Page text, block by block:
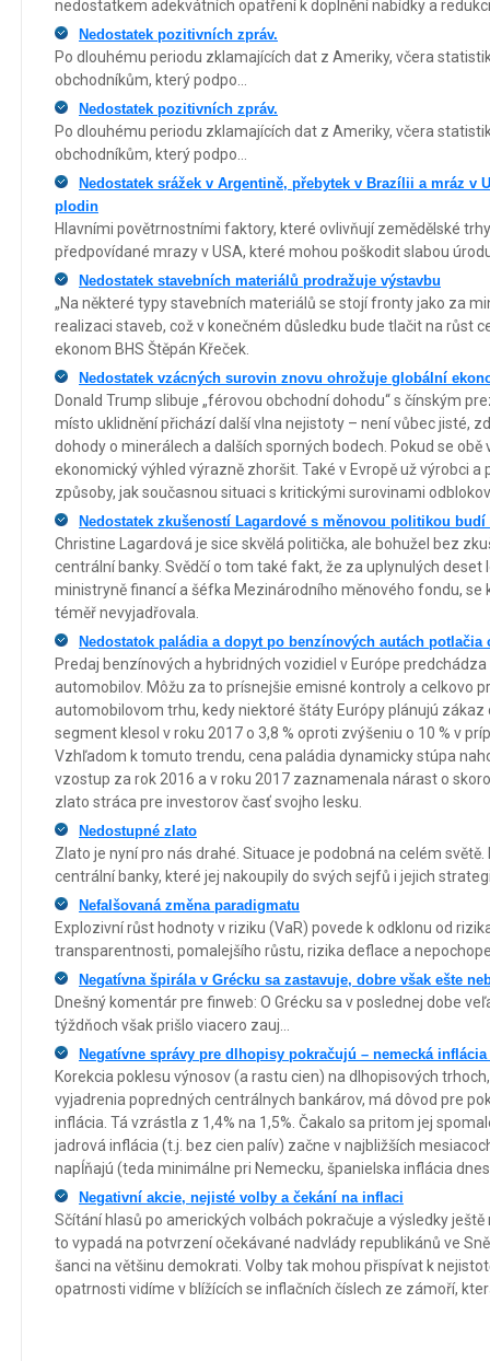
nedostatkem adekvátních opatření k doplnění nabídky a
Nedostatek pozitivních zpráv.
Po dlouhému periodu zklamajících dat z Ameriky, včera
obchodníkům, který podpo...
Nedostatek pozitivních zpráv.
Po dlouhému periodu zklamajících dat z Ameriky, včera
obchodníkům, který podpo...
Nedostatek srážek v Argentině, přebytek v Brazílii a mráz v
plodin
Hlavními povětrnostními faktory, které ovlivňují zemědělské
předpovídané mrazy v USA, které mohou poškodit slabou
Nedostatek stavebních materiálů prodražuje výstavbu
„Na některé typy stavebních materiálů se stojí fronty jako za
realizaci staveb, což v konečném důsledku bude tlačit na růst
ekonom BHS Štěpán Křeček.
Nedostatek vzácných surovin znovu ohrožuje globální
Donald Trump slibuje „férovou obchodní dohodu“ s čínským
místo uklidnění přichází další vlna nejistoty – není vůbec jisté,
dohody o minerálech a dalších sporných bodech. Pokud se
ekonomický výhled výrazně zhoršit. Také v Evropě už výrobci a
způsoby, jak současnou situaci s kritickými surovinami
Nedostatek zkušeností Lagardové s měnovou politikou budí
Christine Lagardová je sice skvělá politička, ale bohužel bez
centrální banky. Svědčí o tom také fakt, že za uplynulých
ministryně financí a šéfka Mezinárodního měnového fondu,
téměř nevyjadřovala.
Nedostatok paládia a dopyt po benzínových autách
Predaj benzínových a hybridných vozidiel v Európe
automobilov. Môžu za to prísnejšie emisné kontroly a celkovo
automobilovom trhu, kedy niektoré štáty Európy plánujú zákaz
segment klesol v roku 2017 o 3,8 % oproti zvýšeniu o 10 % v
Vzhľadom k tomuto trendu, cena paládia dynamicky stúpa
vzostup za rok 2016 a v roku 2017 zaznamenala nárast o
zlato stráca pre investorov časť svojho lesku.
Nedostupné zlato
Zlato je nyní pro nás drahé. Situace je podobná na celém
centrální banky, které jej nakoupily do svých sejfů i jejich
Nefalšovaná změna paradigmatu
Explozivní růst hodnoty v riziku (VaR) povede k odklonu od
transparentnosti, pomalejšího růstu, rizika deflace a
Negatívna špirála v Grécku sa zastavuje, dobre však ešte
Dnešný komentár pre finweb: O Grécku sa v poslednej dobe
týždňoch však prišlo viacero zauj...
Negatívne správy pre dlhopisy pokračujú – nemecká
Korekcia poklesu výnosov (a rastu cien) na dlhopisových
vyjadrenia popredných centrálnych bankárov, má dôvod pre
inflácia. Tá vzrástla z 1,4% na 1,5%. Čakalo sa pritom jej
jadrová inflácia (t.j. bez cien palív) začne v najbližších
napĺňajú (teda minimálne pri Nemecku, španielska inflácia
Negativní akcie, nejisté volby a čekání na inflaci
Sčítání hlasů po amerických volbách pokračuje a výsledky
to vypadá na potvrzení očekávané nadvlády republikánů ve
šanci na většinu demokrati. Volby tak mohou přispívat k
opatrnosti vidíme v blížících se inflačních číslech ze zámoří,